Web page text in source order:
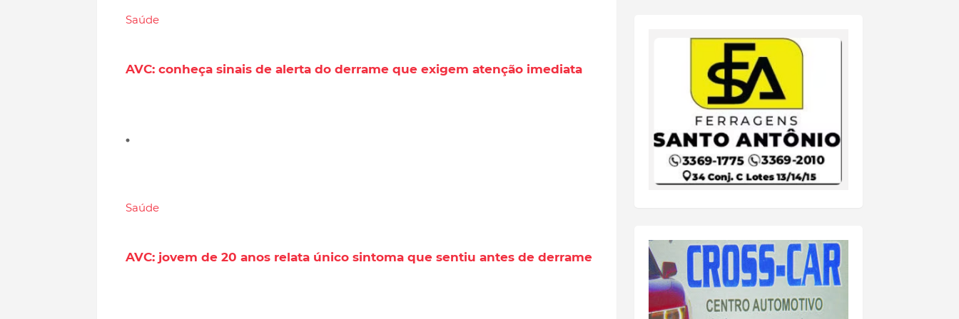
Saúde
AVC: conheça sinais de alerta do derrame que exigem atenção imediata
Saúde
AVC: jovem de 20 anos relata único sintoma que sentiu antes de derrame